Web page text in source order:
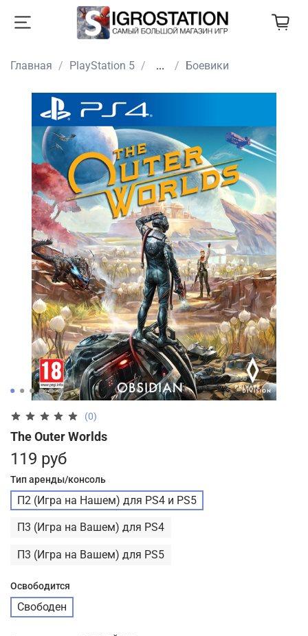
Главная PlayStation 5 ... Боевики
(0)
The Outer Worlds
119 руб
Тип аренды/консоль
П2 (Игра на Нашем) для PS4 и PS5
П3 (Игра на Вашем) для PS4
П3 (Игра на Вашем) для PS5
Освободится
Свободен